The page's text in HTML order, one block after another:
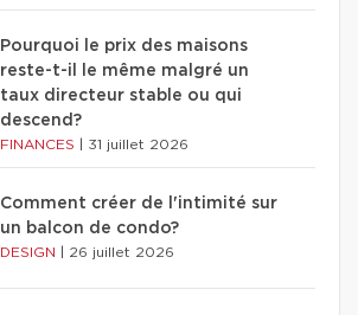
Pourquoi le prix des maisons
reste-t-il le même malgré un
taux directeur stable ou qui
descend?
FINANCES 31 juillet 2026
Comment créer de l'intimité sur
un balcon de condo?
DESIGN 26 juillet 2026